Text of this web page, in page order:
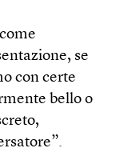
se
con certe
bello o